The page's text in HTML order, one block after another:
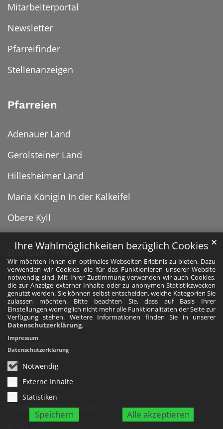
Ihre Wahlmöglichkeiten bezüglich Cookies
Wir möchten Ihnen ein optimales Webseiten-Erlebnis zu bieten. Dazu
verwenden wir Cookies, die für das Funktionieren unserer Website
notwendig sind. Mit Ihrer Zustimmung verwenden wir auch Cookies,
die zur Anzeige externer Inhalte oder zu anonymen Statistikzwecken
genutzt werden. Sie können selbst entscheiden, welche Kategorien Sie
zulassen möchten. Bitte beachten Sie, dass auf Basis Ihrer
Einstellungen womöglich nicht mehr alle Funktionalitäten der Seite zur
Verfügung stehen. Weitere Informationen finden Sie in unserer
Datenschutzerklärung.
Notwendig
Externe Inhalte
Statistiken
Speichern Alle akzeptieren
✕
Impressum
Datenschutzerklärung
Mitarbeiterportal
Newsletter
Pfarreifinder
Stellenanzeigen
Pfarreien
Adenauer Land
Gerolsteiner Land
Hillesheimer Land
Maria Königin In der Kalkeifel
Obere Kyll
Bistum Trier
Unser Bistum
Ehrenamt
Glaube & Seelsorge
Inklusion
Jugend
Kirchenmusik
Prävention im Bistum